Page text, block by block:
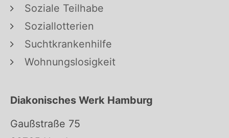
Soziale Teilhabe
Soziallotterien
Suchtkrankenhilfe
Wohnungslosigkeit
Diakonisches Werk Hamburg
Gaußstraße 75